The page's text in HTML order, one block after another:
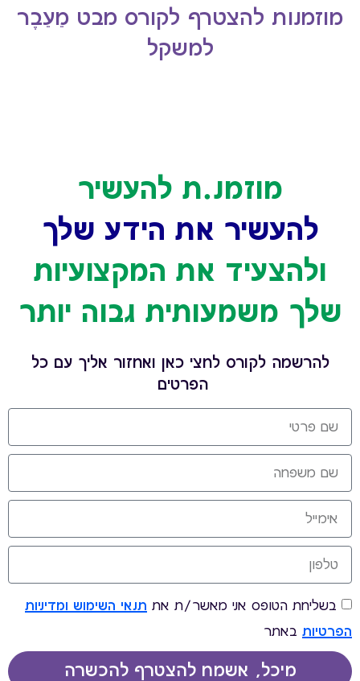
מוזמנות להצטרף לקורס מבט מֵעֵבֶר
למשקל
מוזמנ.ת להעשיר
להעשיר את הידע שלך
ולהצעיד את המקצועיות
שלך משמעותית גבוה יותר
להרשמה לקורס לחצי כאן ואחזור אליך עם כל
הפרטים
בשליחת הטופס אני מאשר/ת את תנאי השימוש ומדיניות
הפרטיות באתר
מיכל, אשמח להצטרף להכשרה